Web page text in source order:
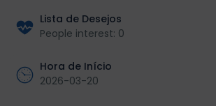
Lista de Desejos
People interest: 0
Hora de Início
2026-03-20